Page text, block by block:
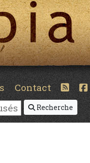
Contact
Recherche